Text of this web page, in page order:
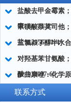
盐酸去甲金霉素
素“64-73-3“
甲磺酸萘莫司他
盐“82956-11-4“
三氯叔丁醇半水
对羟基苯甘氨酸
酸“938-97-6“
伊曲康唑：化学
景
联系方式